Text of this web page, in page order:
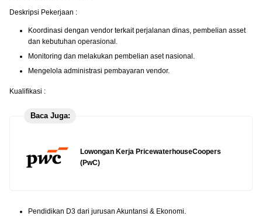
Deskripsi Pekerjaan :
Koordinasi dengan vendor terkait perjalanan dinas, pembelian asset
dan kebutuhan operasional.
Monitoring dan melakukan pembelian aset nasional.
Mengelola administrasi pembayaran vendor.
Kualifikasi :
Baca Juga:
Lowongan Kerja PricewaterhouseCoopers
(PwC)
Pendidikan D3 dari jurusan Akuntansi & Ekonomi.